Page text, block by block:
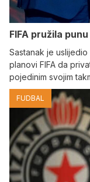
FIFA pružila
Sastanak je
planovi FIFA da
pojedinim svojim
FUDBAL